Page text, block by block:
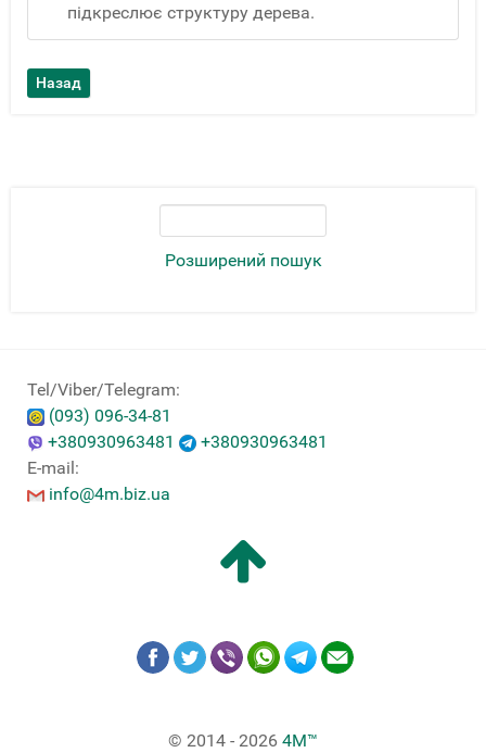
Розширений пошук
підкреслює структуру дерева.
Tel/Viber/Telegram:
(093) 096-34-81
+380930963481
+380930963481
E-mail:
info@4m.biz.ua
© 2014 - 2026 4M™